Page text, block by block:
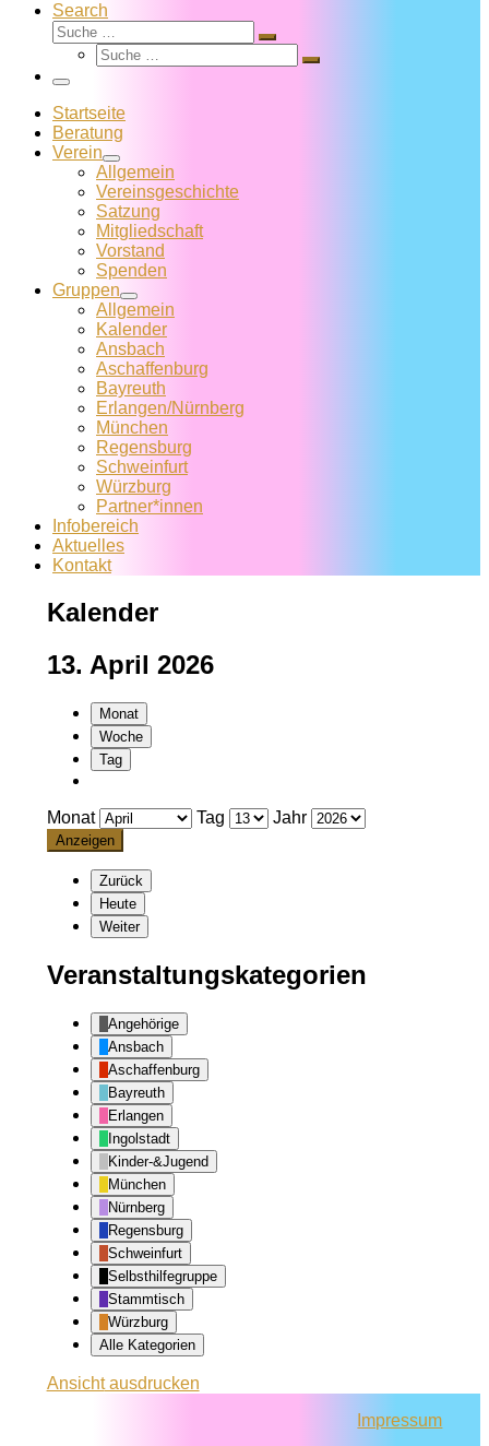
Search
Suche
Suche
Suche
Suche
Menü
Startseite
Beratung
Verein
Allgemein
Vereins­geschichte
Satzung
Mitglied­schaft
Vorstand
Spenden
Gruppen
Allgemein
Kalender
Ansbach
Aschaffenburg
Bayreuth
Erlangen/Nürnberg
München
Regensburg
Schweinfurt
Würzburg
Partner*innen
Infobereich
Aktuelles
Kontakt
Kalender
13. April 2026
Monat
Woche
Tag
Monat Tag Jahr
Zurück
Heute
Weiter
Veranstaltungskategorien
Angehörige
Ansbach
Aschaffenburg
Bayreuth
Erlangen
Ingolstadt
Kinder-&Jugend
München
Nürnberg
Regensburg
Schweinfurt
Selbsthilfegruppe
Stammtisch
Würzburg
Alle Kategorien
Ansichtausdrucken
Impressum